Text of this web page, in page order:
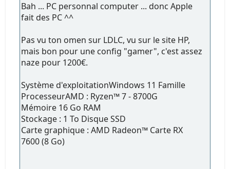
Bah ... PC personnal computer ... donc Apple
fait des PC ^^
Pas vu ton omen sur LDLC, vu sur le site HP,
mais bon pour une config "gamer", c'est assez
naze pour 1200€.
Système d'exploitationWindows 11 Famille
ProcesseurAMD : Ryzen™ 7 - 8700G
Mémoire 16 Go RAM
Stockage : 1 To Disque SSD
Carte graphique : AMD Radeon™ Carte RX
7600 (8 Go)